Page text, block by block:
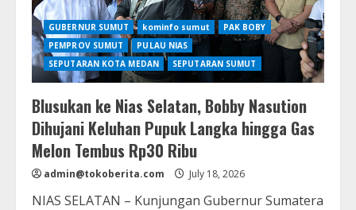
Bawah
Tanah
GUBERNUR SUMUT kominfo sumut
PAK BOBY
PEMPROV SUMUT
PULAU NIAS
SEPUTARAN KOTA MEDAN
SEPUTARAN SUMUT
Blusukan ke Nias Selatan, Bobby Nasution
Dihujani Keluhan Pupuk Langka hingga Gas
Melon Tembus Rp30 Ribu
admin@tokoberita.com July 18, 2026
NIAS SELATAN – Kunjungan Gubernur Sumatera